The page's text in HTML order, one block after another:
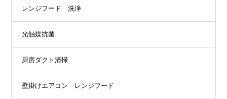
レンジフード 洗浄
光触媒抗菌
厨房ダクト清掃
壁掛けエアコン レンジフード